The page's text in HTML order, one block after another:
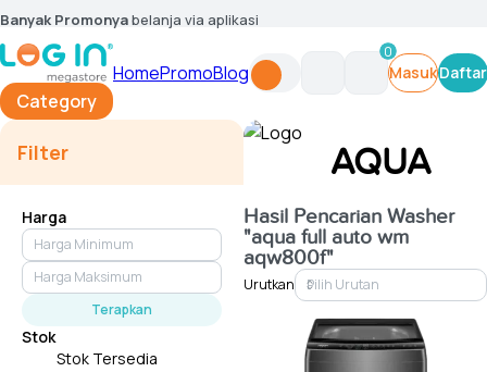
Banyak Promonyabelanja via aplikasi
Category
HomePromoBlog
0
MasukDaftar
Filter
Harga
Terapkan
Stok
Stok Tersedia
AQUA
Hasil Pencarian Washer
"aqua full auto wm
aqw800f"
Urutkan